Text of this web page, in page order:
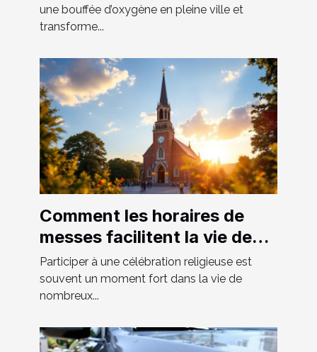
une bouffée d’oxygène en pleine ville et
transforme...
Comment les horaires de
messes facilitent la vie des
fidèles ?
Participer à une célébration religieuse est
souvent un moment fort dans la vie de
nombreux...